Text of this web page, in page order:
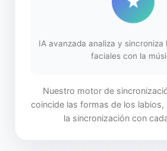
IA avanzada analiza y sincroniza
faciales con la
Nuestro motor de
coincide las formas de los labios,
la sincronización con